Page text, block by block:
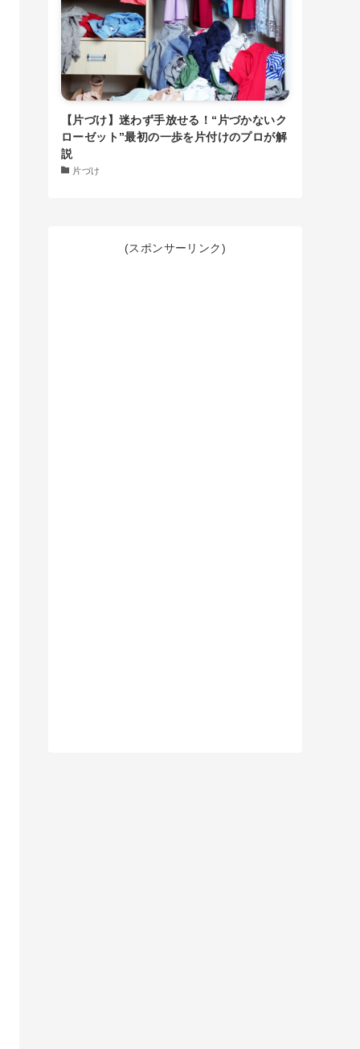
【片づけ】迷わず手放せる！“片づかないク
ローゼット”最初の一歩を片付けのプロが解
説
片づけ
(スポンサーリンク)